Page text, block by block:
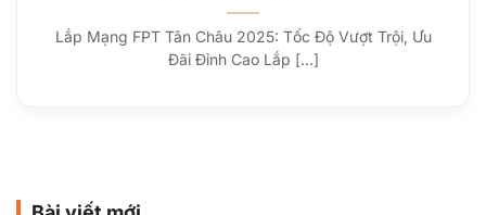
Lắp Mạng FPT Tân Châu 2025: Tốc Độ Vượt Trội, Ưu
Đãi Đỉnh Cao Lắp [...]